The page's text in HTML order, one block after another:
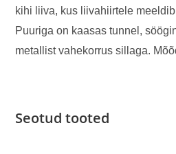
kihi liiva, kus liivahiirtele
Puuriga on kaasas tunnel,
metallist vahekorrus sillaga. M
Seotud tooted